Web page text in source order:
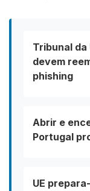
Tribunal da
devem
phishing
Abrir e
Portugal
UE